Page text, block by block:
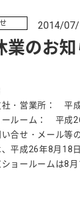
2014/
業のお知
・営業所： 平成
ルーム： 平成
合せ・メール等
平成26年8月18
ョールームは8